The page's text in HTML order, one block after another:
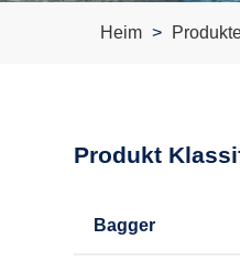
Heim
Produkt
Bagger